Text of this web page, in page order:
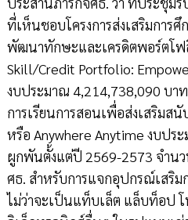
ที่เห็นชอบโครงการส่งเสริมการ
พัฒนาทักษะและเครดิตพอร์ตโฟ
Skill/Credit Portfolio:
งบประมาณ 4,214,738,090 บา
การเรียนการสอนเพื่อส่งเสริมส
หรือ Anywhere Anytime งบปร
ผูกพันตั้งแต่ปี 2569-2573 จำน
ศธ. สำหรับการแจกอุปกรณ์เสริม
ไม่ว่าจะเป็นแท็บเล็ต แล็บท็อป